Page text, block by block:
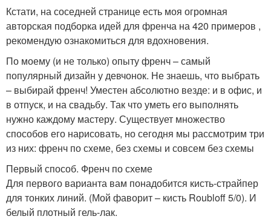
Кстати, на соседней странице есть моя огромная
авторская подборка идей для френча на 420 примеров ,
рекомендую ознакомиться для вдохновения.
По моему (и не только) опыту френч – самый
популярный дизайн у девчонок. Не знаешь, что выбрать
– выбирай френч! Уместен абсолютно везде: и в офис, и
в отпуск, и на свадьбу. Так что уметь его выполнять
нужно каждому мастеру. Существует множество
способов его нарисовать, но сегодня мы рассмотрим три
из них: френч по схеме, без схемы и совсем без схемы
Первый способ. Френч по схеме
Для первого варианта вам понадобится кисть-страйпер
для тонких линий. (Мой фаворит – кисть Roubloff 5/0). И
белый плотный гель-лак.